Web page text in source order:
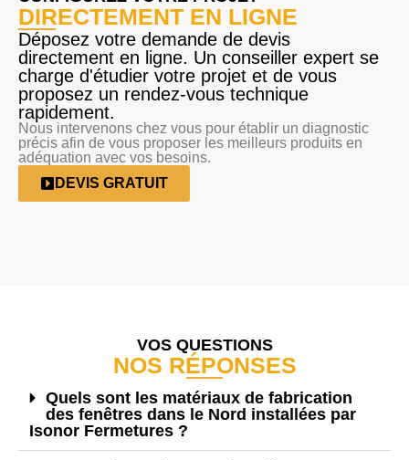
DIRECTEMENT EN LIGNE
Déposez votre demande de devis
directement en ligne. Un conseiller expert se
charge d'étudier votre projet et de vous
proposez un rendez-vous technique
rapidement.
Nous intervenons chez vous pour établir un diagnostic
précis afin de vous proposer les meilleurs produits en
adéquation avec vos besoins.
DEVIS GRATUIT
VOS QUESTIONS
NOS RÉPONSES
Quels sont les matériaux de fabrication
des fenêtres dans le Nord installées par
Isonor Fermetures ?